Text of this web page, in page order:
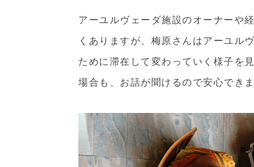
アーユルヴェーダ施設のオーナーや
くありますが、梅原さんはアーユル
ために滞在して変わっていく様子を
場合も、お話が聞けるので安心できま